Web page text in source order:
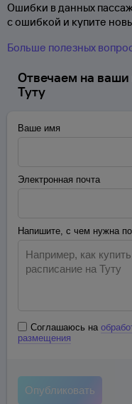
Ошибки в данных
с ошибкой и купите
Больше полезных
Отвечаем на ваши
Туту
Ваше имя
Электронная почта
Напишите, с чем нужна
Соглашаюсь на
размещения